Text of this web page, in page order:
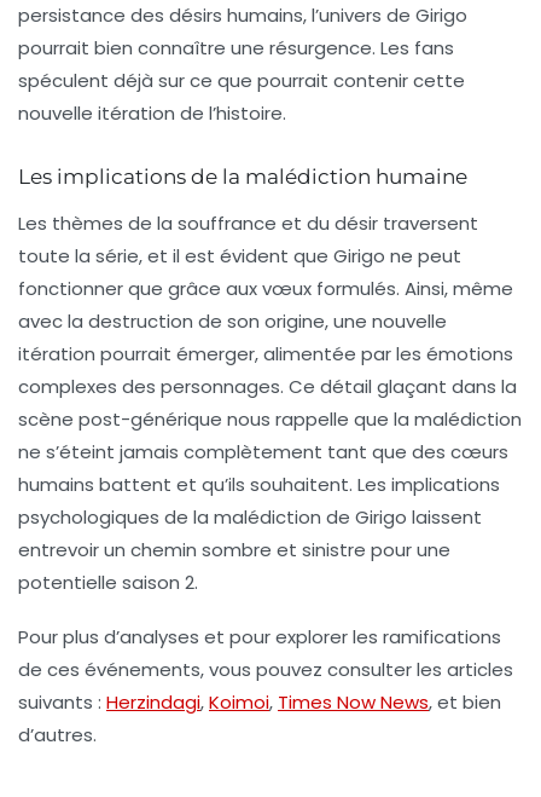
persistance des désirs humains, l’univers de Girigo
pourrait bien connaître une résurgence. Les fans
spéculent déjà sur ce que pourrait contenir cette
nouvelle itération de l’histoire.
Les implications de la malédiction humaine
Les thèmes de la souffrance et du désir traversent
toute la série, et il est évident que Girigo ne peut
fonctionner que grâce aux vœux formulés. Ainsi, même
avec la destruction de son origine, une nouvelle
itération pourrait émerger, alimentée par les émotions
complexes des personnages. Ce détail glaçant dans la
scène post-générique nous rappelle que la malédiction
ne s’éteint jamais complètement tant que des cœurs
humains battent et qu’ils souhaitent. Les implications
psychologiques de la malédiction de Girigo laissent
entrevoir un chemin sombre et sinistre pour une
potentielle saison 2.
Pour plus d’analyses et pour explorer les ramifications
de ces événements, vous pouvez consulter les articles
suivants : Herzindagi,Koimoi, Times Now News, et bien
d’autres.